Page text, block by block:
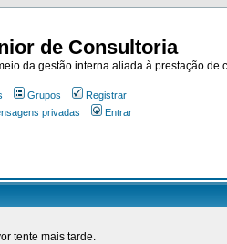
de Consultoria
da gestão interna aliada à prestação de
Grupos
Registrar
privadas Entrar
tente mais tarde.